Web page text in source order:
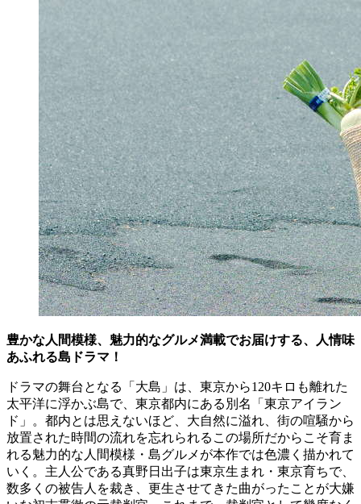
豊かな人間模様、魅力的なグルメ満載でお届けする、人情味
あふれる島ドラマ！
ドラマの舞台となる「大島」は、東京から120キロも離れた
太平洋に浮かぶ島で、東京都内にある別名「東京アイラン
ド」。都内とは思えないほど、大自然に溢れ、街の喧騒から
放置された時間の流れを忘れられるこの場所だからこそ育ま
れる魅力的な人間模様・島グルメが本作では色濃く描かれて
いく。主人公である真野日出子は東京生まれ・東京育ちで、
数多くの被告人を裁き、更生させてきた曲がったことが大嫌